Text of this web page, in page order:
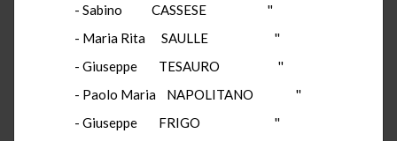
- Sabino CASSESE ''
- Maria Rita SAULLE ''
- Giuseppe TESAURO ''
- Paolo Maria NAPOLITANO ''
- Giuseppe FRIGO ''